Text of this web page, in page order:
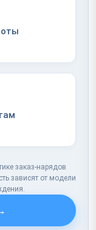
заказ-нарядов
зависят от модели